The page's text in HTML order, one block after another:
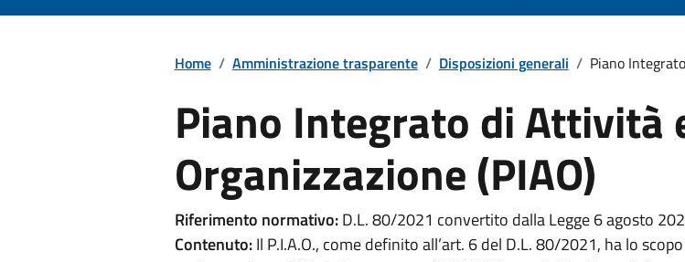
Home / Amministrazione trasparente / Disposizioni generali / Piano
Piano Integrato di Attività
Organizzazione (PIAO)
Riferimento normativo:D.L. 80/2021 convertito dalla Legge 6 agosto
Contenuto:Il P.I.A.O., come definito all’art. 6 del D.L. 80/2021, ha lo